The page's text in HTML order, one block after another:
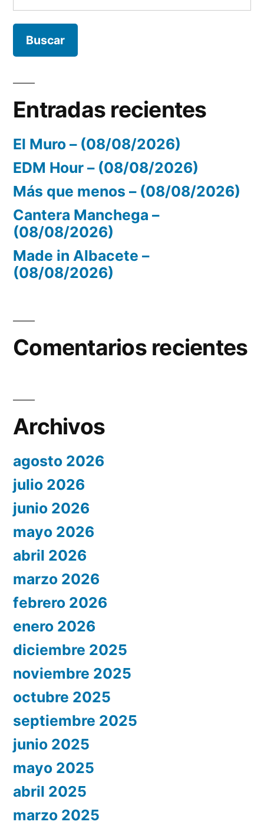
Entradas recientes
El Muro – (08/08/2026)
EDM Hour – (08/08/2026)
Más que menos – (08/08/2026)
Cantera Manchega –
(08/08/2026)
Made in Albacete –
(08/08/2026)
Comentarios recientes
Archivos
agosto 2026
julio 2026
junio 2026
mayo 2026
abril 2026
marzo 2026
febrero 2026
enero 2026
diciembre 2025
noviembre 2025
octubre 2025
septiembre 2025
junio 2025
mayo 2025
abril 2025
marzo 2025